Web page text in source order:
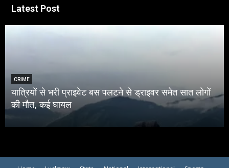
Latest Post
टीम इंडिया को बड़ा झटका, श्रीलंका टेस्ट सीरीज से बाहर हुए
साई सुदर्शन